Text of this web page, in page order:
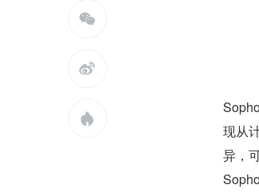



现从
异，